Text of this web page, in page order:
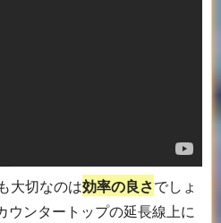
大切なのは効率の良さでしょ
ウンタートップの延長線上に